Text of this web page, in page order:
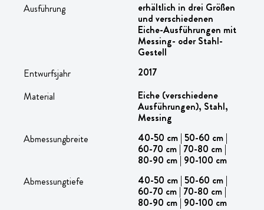
Ausführung
erhältlich in drei Größen
und verschiedenen
Eiche-Ausführungen mit
Messing- oder Stahl-
Gestell
Entwurfsjahr
2017
Material
Eiche (verschiedene
Ausführungen), Stahl,
Messing
Abmessungbreite
40-50 cm | 50-60 cm |
60-70 cm | 70-80 cm |
80-90 cm | 90-100 cm
Abmessungtiefe
40-50 cm | 50-60 cm |
60-70 cm | 70-80 cm |
80-90 cm | 90-100 cm